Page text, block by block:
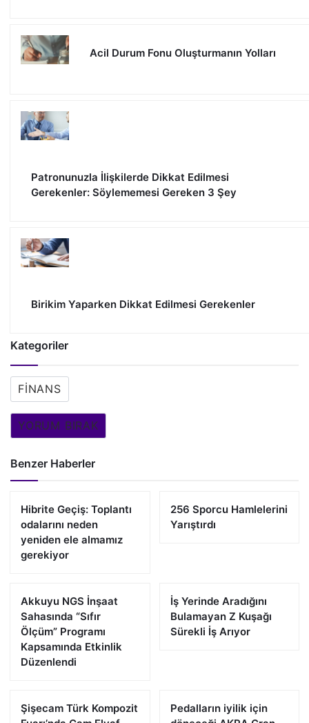
Acil Durum Fonu Oluşturmanın Yolları
Patronunuzla İlişkilerde Dikkat Edilmesi
Gerekenler: Söylememesi Gereken 3 Şey
Birikim Yaparken Dikkat Edilmesi Gerekenler
Kategoriler
FINANS
YORUM BIRAK
Benzer Haberler
Hibrite Geçiş: Toplantı
odalarını neden
yeniden ele almamız
gerekiyor
256 Sporcu Hamlelerini
Yarıştırdı
Akkuyu NGS İnşaat
Sahasında “Sıfır
Ölçüm” Programı
Kapsamında Etkinlik
Düzenlendi
İş Yerinde Aradığını
Bulamayan Z Kuşağı
Sürekli İş Arıyor
Şişecam Türk Kompozit
Pedalların iyilik için